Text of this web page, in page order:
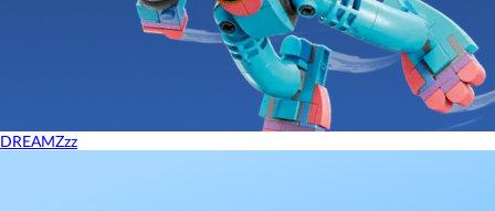
DREAMZzz